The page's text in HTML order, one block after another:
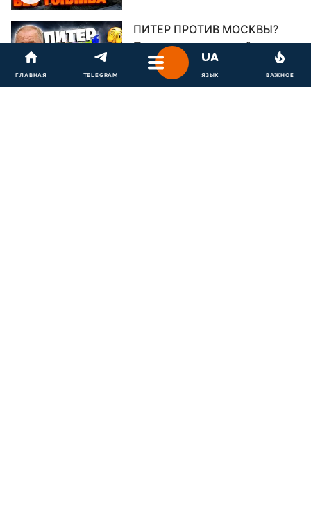
ПИТЕР ПРОТИВ МОСКВЫ?
Путин теряет родной...
ГЛАВНАЯ TELEGRAM ЯЗЫК ВАЖНОЕ